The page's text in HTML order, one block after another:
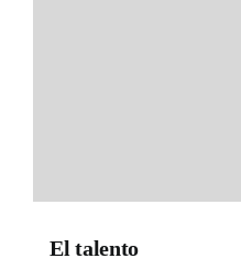
El talento